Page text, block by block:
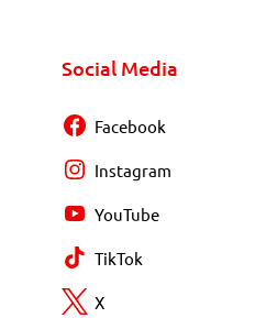
Social Media
Facebook
Instagram
YouTube
TikTok
X